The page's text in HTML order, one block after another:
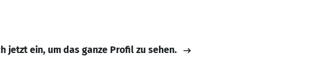
jetzt ein, um das ganze Profil zu sehen.